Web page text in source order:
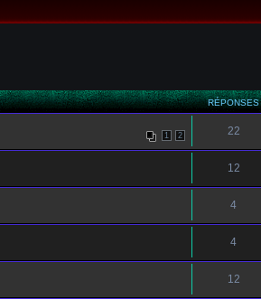
RÉPONSES
1 2 22
12
4
4
12